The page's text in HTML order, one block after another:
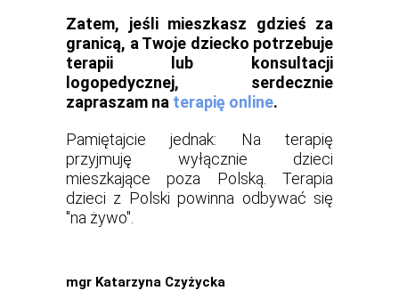
Zatem, jeśli mieszkasz gdzieś za
granicą, a Twoje dziecko potrzebuje
terapii lub konsultacji
logopedycznej, serdecznie
zapraszam na terapię online.
Pamiętajcie jednak: Na terapię
przyjmuję wyłącznie dzieci
mieszkające poza Polską. Terapia
dzieci z Polski powinna odbywać się
"na żywo".
mgr Katarzyna Czyżycka